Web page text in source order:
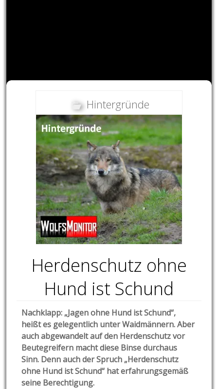
Hintergründe
Herdenschutz ohne
Hund ist Schund
Nachklapp: „Jagen ohne Hund ist Schund“,
heißt es gelegentlich unter Waidmännern. Aber
auch abgewandelt auf den Herdenschutz vor
Beutegreifern macht diese Binse durchaus
Sinn. Denn auch der Spruch „Herdenschutz
ohne Hund ist Schund“ hat erfahrungsgemäß
seine Berechtigung.